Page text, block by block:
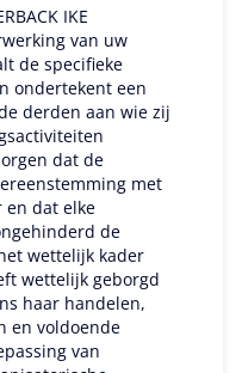
IKE
van uw
de specifieke
ondertekent een
derden aan wie zij
dat de
met
en dat elke
de
wettelijk kader
wettelijk geborgd
haar handelen,
en voldoende
van